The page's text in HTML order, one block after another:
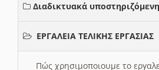
Διαδικτυακά
ΕΡΓΑΛΕΙΑ ΤΕΛΙΚΗΣ ΕΡΓΑΣΙΑΣ
Πώς χρησιμοποιουμε το